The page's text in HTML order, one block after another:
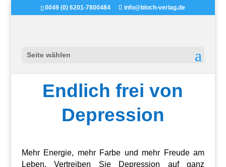
0049 (0) 6201-7800484 info@bloch-verlag.de
Seite wählen
Endlich frei von
Depression
Mehr Energie, mehr Farbe und mehr Freude am
Leben. Vertreiben Sie Depression auf ganz